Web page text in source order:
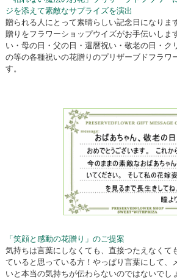
ジを添えて素敵なサプライズを演出
贈られる人にとって素晴らしい記念日になりま
贈りをフラワーショップウイズがお手伝いしま
い・母の日・父の日・還暦祝い・敬老の日・ク
の等の各種祝いの花贈りのプリザーブドフラワ
す。
「笑顔と感動の花贈り」のご提案
気持ちは言葉にしなくても、直接つたえなくて
ていると思っている方！やっぱり言葉にして、
いと本当の気持ちが伝わらないのではないでし